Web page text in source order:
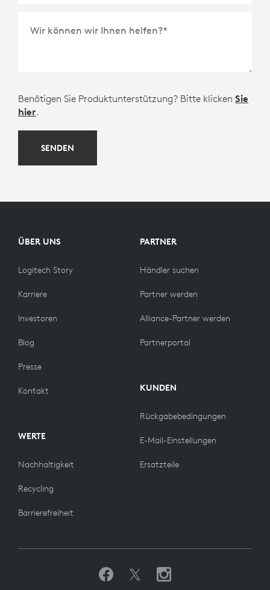
Wir können wir Ihnen helfen?*
Benötigen Sie Produktunterstützung? Bitte klicken Sie
hier.
SENDEN
ÜBER UNS
Logitech Story
Karriere
Investoren
Blog
Presse
Kontakt
WERTE
Nachhaltigkeit
Recycling
Barrierefreiheit
PARTNER
Händler suchen
Partner werden
Alliance-Partner werden
Partnerportal
KUNDEN
Rückgabebedingungen
E-Mail-Einstellungen
Ersatzteile